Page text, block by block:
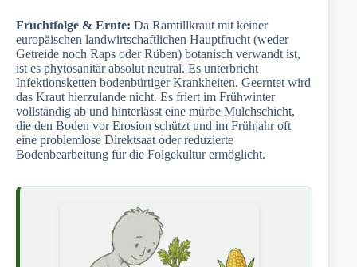
Fruchtfolge & Ernte: Da Ramtillkraut mit keiner
europäischen landwirtschaftlichen Hauptfrucht (weder
Getreide noch Raps oder Rüben) botanisch verwandt ist,
ist es phytosanitär absolut neutral. Es unterbricht
Infektionsketten bodenbürtiger Krankheiten. Geerntet wird
das Kraut hierzulande nicht. Es friert im Frühwinter
vollständig ab und hinterlässt eine mürbe Mulchschicht,
die den Boden vor Erosion schützt und im Frühjahr oft
eine problemlose Direktsaat oder reduzierte
Bodenbearbeitung für die Folgekultur ermöglicht.